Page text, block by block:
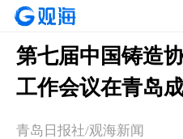
第七届中国铸造
工作会议在青岛
青岛日报社/观海新闻